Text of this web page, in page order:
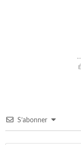
S’abonner